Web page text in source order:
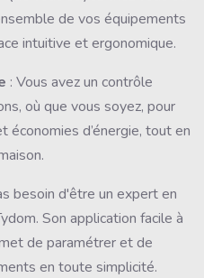
de vos équipements
intuitive et ergonomique.
: Vous avez un contrôle
où que vous soyez, pour
économies d’énergie, tout en
besoin d'être un expert en
Son application facile à
de paramétrer et de
en toute simplicité.